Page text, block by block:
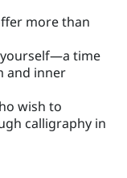
more than
time
and inner
wish to
calligraphy in